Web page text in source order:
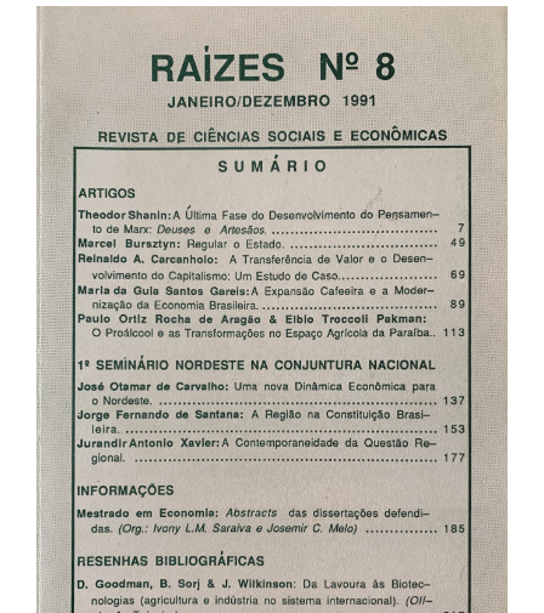
Barra
lateral
de
artigos